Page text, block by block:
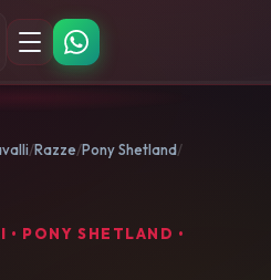
Razze Pony Shetland
• PONY SHETLAND •